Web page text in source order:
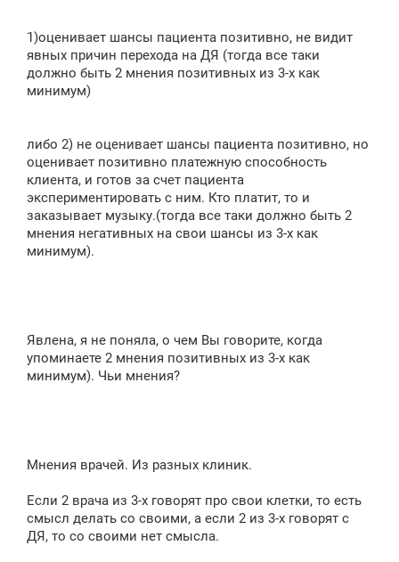
1)оценивает шансы пациента позитивно, не видит
явных причин перехода на ДЯ (тогда все таки
должно быть 2 мнения позитивных из 3-х как
минимум)
либо 2) не оценивает шансы пациента позитивно, но
оценивает позитивно платежную способность
клиента, и готов за счет пациента
экспериментировать с ним. Кто платит, то и
заказывает музыку.(тогда все таки должно быть 2
мнения негативных на свои шансы из 3-х как
минимум).
Явлена, я не поняла, о чем Вы говорите, когда
упоминаете 2 мнения позитивных из 3-х как
минимум). Чьи мнения?
Мнения врачей. Из разных клиник.
Если 2 врача из 3-х говорят про свои клетки, то есть
смысл делать со своими, а если 2 из 3-х говорят с
ДЯ, то со своими нет смысла.